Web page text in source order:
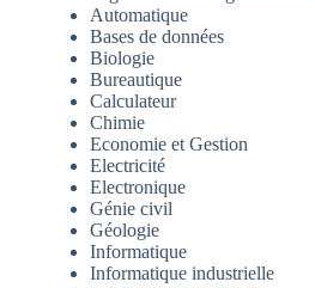
Automatique
Bases de données
Biologie
Bureautique
Calculateur
Chimie
Economie et Gestion
Electricité
Electronique
Génie civil
Géologie
Informatique
Informatique industrielle